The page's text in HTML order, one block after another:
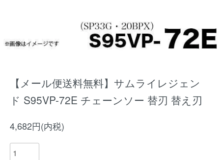
【メール便送料無料】サムライレジェン
ド S95VP-72E チェーンソー 替刃 替え刃
4,682円(内税)